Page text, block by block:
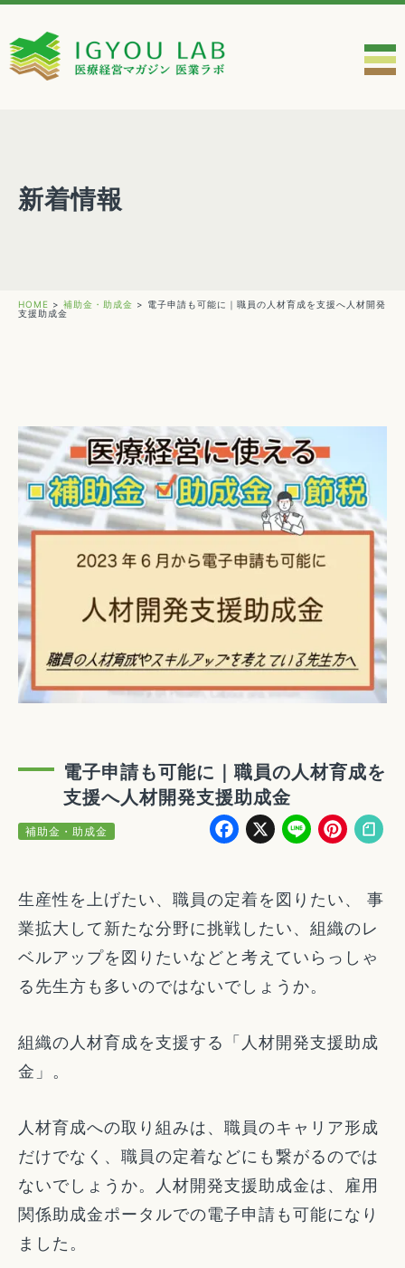
新着情報
HOME > 補助金・助成金 > 電子申請も可能に｜職員の人材育成を支援へ人材開発
支援助成金
電子申請も可能に｜職員の人材育成を
支援へ人材開発支援助成金
補助金・助成金 Facebook
X Line
生産性を上げたい、職員の定着を図りたい、 事
業拡大して新たな分野に挑戦したい、組織のレ
ベルアップを図りたいなどと考えていらっしゃ
る先生方も多いのではないでしょうか。
組織の人材育成を支援する「人材開発支援助成
金」。
人材育成への取り組みは、職員のキャリア形成
だけでなく、職員の定着などにも繋がるのでは
ないでしょうか。人材開発支援助成金は、雇用
関係助成金ポータルでの電子申請も可能になり
ました。